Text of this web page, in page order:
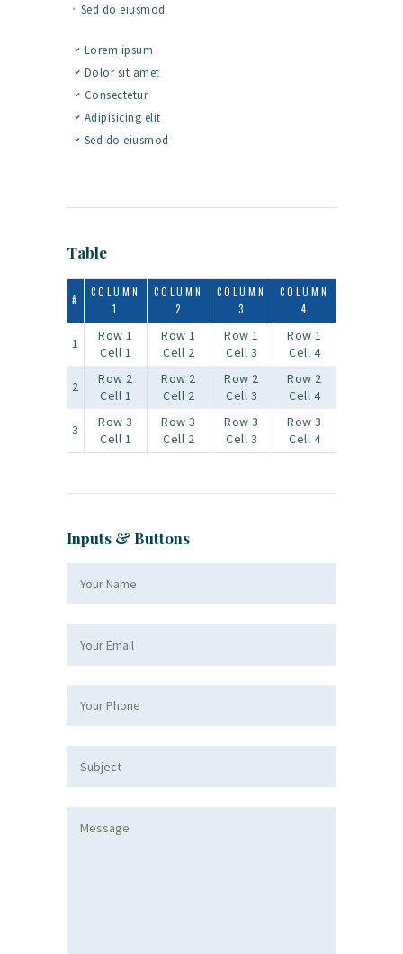
Sed do eiusmod
Lorem ipsum
Dolor sit amet
Consectetur
Adipisicing elit
Sed do eiusmod
Table
#
COLUMN
1
COLUMN
2
COLUMN
3
COLUMN
4
1
Row 1
Cell 1
Row 1
Cell 2
Row 1
Cell 3
Row 1
Cell 4
2
Row 2
Cell 1
Row 2
Cell 2
Row 2
Cell 3
Row 2
Cell 4
3
Row 3
Cell 1
Row 3
Cell 2
Row 3
Cell 3
Row 3
Cell 4
Inputs & Buttons